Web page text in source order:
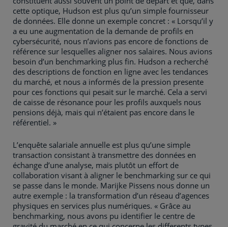
cette optique, Hudson est plus qu’un simple fournisseur
de données. Elle donne un exemple concret : « Lorsqu’il y
a eu une augmentation de la demande de profils en
cybersécurité, nous n’avions pas encore de fonctions de
référence sur lesquelles aligner nos salaires. Nous avions
besoin d’un benchmarking plus fin. Hudson a recherché
des descriptions de fonction en ligne avec les tendances
du marché, et nous a informés de la pression presente
pour ces fonctions qui pesait sur le marché. Cela a servi
de caisse de résonance pour les profils auxquels nous
pensions déjà, mais qui n’étaient pas encore dans le
référentiel. »
L’enquête salariale annuelle est plus qu’une simple
transaction consistant à transmettre des données en
échange d’une analyse, mais plutôt un effort de
collaboration visant à aligner le benchmarking sur ce qui
se passe dans le monde. Marijke Pissens nous donne un
autre exemple : la transformation d’un réseau d’agences
physiques en services plus numériques. « Grâce au
benchmarking, nous avons pu identifier le centre de